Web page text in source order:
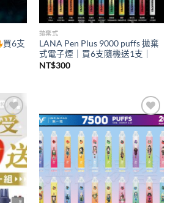
買6支
拋棄式
LANA Pen Plus 9000 puffs 拋棄
式電子煙｜買6支隨機送1支｜
NT$300
to
Add to
wishlist